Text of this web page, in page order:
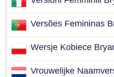
Versões Femininas
Wersje Kobiece
Vrouwelijke